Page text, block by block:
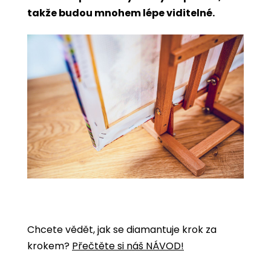
takže budou mnohem lépe viditelné.
Chcete vědět, jak se diamantuje krok za
krokem? Přečtěte si náš NÁVOD!